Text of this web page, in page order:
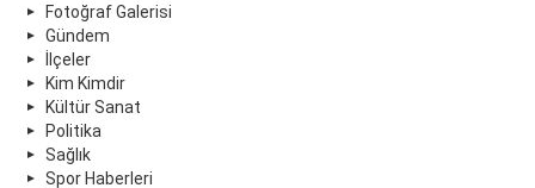
Fotoğraf Galerisi
Gündem
İlçeler
Kim Kimdir
Kültür Sanat
Politika
Sağlık
Spor Haberleri